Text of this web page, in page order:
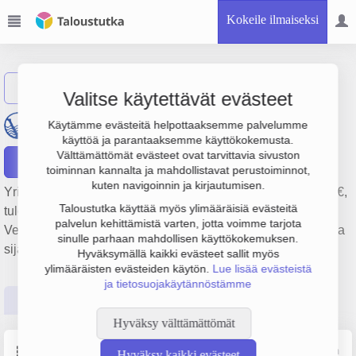
Kokeile ilmaiseksi
Valitse käytettävät evästeet
Käytämme evästeitä helpottaaksemme palvelumme
käyttöä ja parantaaksemme käyttökokemusta.
Välttämättömät evästeet ovat tarvittavia sivuston
toiminnan kannalta ja mahdollistavat perustoiminnot,
kuten navigoinnin ja kirjautumisen.
Taloustutka käyttää myös ylimääräisiä evästeitä
palvelun kehittämistä varten, jotta voimme tarjota
sinulle parhaan mahdollisen käyttökokemuksen.
Hyväksymällä kaikki evästeet sallit myös
ylimääräisten evästeiden käytön. Lue lisää evästeistä
ja tietosuojakäytännöstämme
Hyväksy välttämättömät
Oulaisten Vesiosuuskunta
Raportit
Yrityksen Oulaisten Vesiosuuskunta liikevaihto on 897 000 €,
tulos -30 000 € ja henkilöstömäärä 6. Sen päätoimiala on
Vedenhankinta, puhdistus ja jakelu, perustamisvuosi 1978 ja
sijainti Oulainen. Yrityksen yhtiömuoto Osuuskunta (OS).
Lähde: YTJ, PRH, Traficom